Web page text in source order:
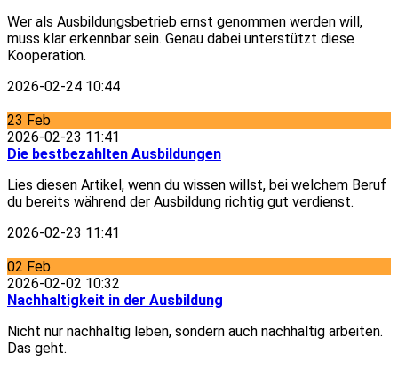
Wer als Ausbildungsbetrieb ernst genommen werden will,
muss klar erkennbar sein. Genau dabei unterstützt diese
Kooperation.
2026-02-24 10:44
23 Feb
2026-02-23 11:41
Die bestbezahlten Ausbildungen
Lies diesen Artikel, wenn du wissen willst, bei welchem Beruf
du bereits während der Ausbildung richtig gut verdienst.
2026-02-23 11:41
02 Feb
2026-02-02 10:32
Nachhaltigkeit in der Ausbildung
Nicht nur nachhaltig leben, sondern auch nachhaltig arbeiten.
Das geht.